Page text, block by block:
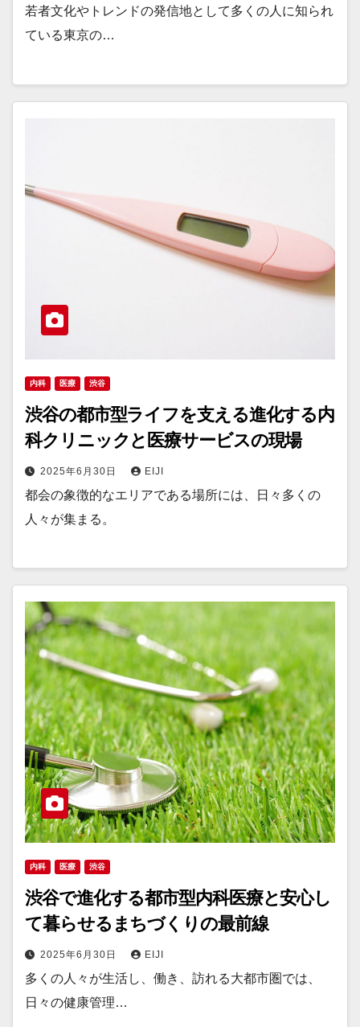
若者文化やトレンドの発信地として多くの人に知られ
ている東京の…
内科 医療 渋谷
渋谷の都市型ライフを支える進化する内
科クリニックと医療サービスの現場
2025年6月30日 EIJI
都会の象徴的なエリアである場所には、日々多くの
人々が集まる。
内科 医療 渋谷
渋谷で進化する都市型内科医療と安心し
て暮らせるまちづくりの最前線
2025年6月30日 EIJI
多くの人々が生活し、働き、訪れる大都市圏では、
日々の健康管理…